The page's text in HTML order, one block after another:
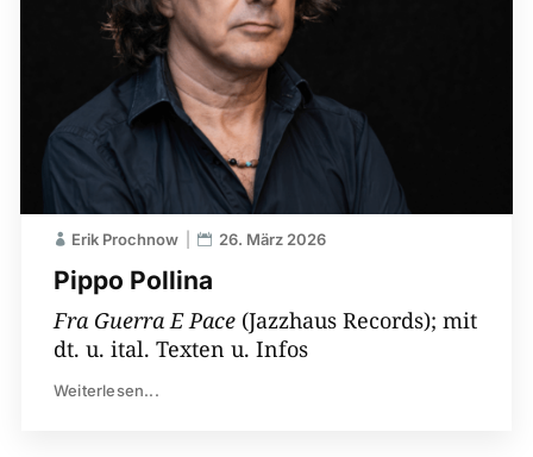
Pippo Pollina
Erik Prochnow 26. März 2026
Fra Guerra E Pace (Jazzhaus Records); mit
dt. u. ital. Texten u. Infos
Weiterlesen...